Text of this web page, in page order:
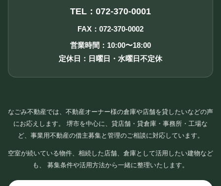
TEL：072-370-0001
FAX：072-370-0002
営業時間：10:00〜18:00
定休日：日曜日・水曜日不定休
なごみ不動産では、不動産オーナー様の倉庫や店舗を貸したいなどの声
にお応えします。 堺市を中心に、貸店舗・貸倉庫・事務所・工場な
ど、事業用不動産の借主募集と管理のご相談に対応しています。
空室が続いている物件、相続した店舗、倉庫として活用したい建物など
も、 募集条件や活用方法から一緒に整理いたします。